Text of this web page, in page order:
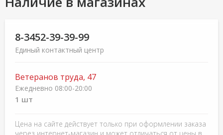
8-3452-39-39-99
Единый контактный центр
Ветеранов труда, 47
Ежедневно 08:00-20:00
1 шт
Цена на сайте действует только при оформлении заказа